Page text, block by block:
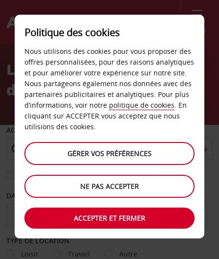
Menu
Welcome
AvisLocation de voiture Port
d’Espagne
AGENCE DE DÉPART
Sélectionnez une autre agence de retour
DATE DE DÉPART DATE DE RETOUR
TYPE DE LOCATION
Loisir
Travail Autre
Politique des cookies
Nous utilisons des cookies pour vous proposer des
offres personnalisées, pour des raisons analytiques
et pour améliorer votre expérience sur notre site.
Nous partageons également nos données avec des
partenaires publicitaires et analytiques. Pour plus
d’informations, voir notre politique de cookies. En
cliquant sur ACCEPTER vous acceptez que nous
utilisions des cookies.
GÉRER VOS PRÉFÉRENCES
NE PAS ACCEPTER
ACCEPTER ET FERMER